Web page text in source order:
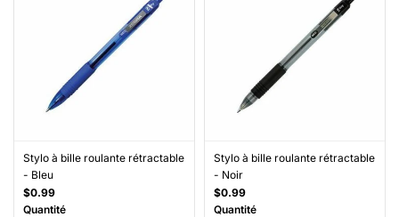
Stylo à bille roulante rétractable
- Bleu
$0.99
Quantité
Stylo à bille roulante rétractable
- Noir
$0.99
Quantité